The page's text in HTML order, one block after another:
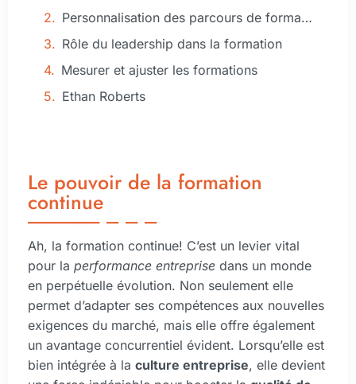
Personnalisation des parcours de formation
Rôle du leadership dans la formation
Mesurer et ajuster les formations
Ethan Roberts
Le pouvoir de la formation
continue
Ah, la formation continue! C’est un levier vital
pour la performance entreprise dans un monde
en perpétuelle évolution. Non seulement elle
permet d’adapter ses compétences aux nouvelles
exigences du marché, mais elle offre également
un avantage concurrentiel évident. Lorsqu’elle est
bien intégrée à la culture entreprise, elle devient